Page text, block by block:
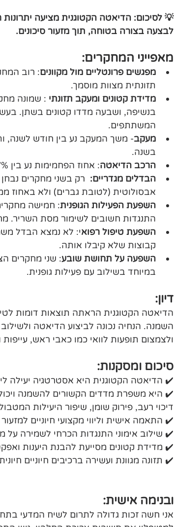
💡 לסיכום: הדיאטה הקטוגנית מציעה
לבצעה בצורה בטוחה, תוך מזעור סיכונים.
מאפייני המחקרים:
מפגשים פרונטליים מול מקוונים: רוב
תזונתית מצוות מוסמך.
מדידת קטונים ומעקב תזונתי : שמונה
בנשיפה, ושבעה מדדו קטונים בשתן.
המשתתפים.
מעקב- משך המעקב נע בין חודש לשנה,
בשנה.
הרכב הדיאטה: אחוז הפחמימות נע בין 7% ל-27%. רוב המחקרים לא כללו הגבלה קלורית.
הבדלים מגדריים: רק בשני מחקרים
אבסולוטית (לטובת גברים) ולא באחוז
השפעת הפעילות הגופנית: חמישה
התנגדות חשובים לשימור מסת השריר.
השפעת טיפול רפואי: לא נמצא הבדל
קבוצות שלא קיבלו אותה.
השפעה על תחושת שובע: שני מחקרים
במיוחד בשילוב עם פעילות גופנית.
דיון:
הדיאטה הקטוגנית הראתה תוצאות דומות
השמנה. הנחיה נכונה לביצוע הדיאטה
ולצמצום תופעות לוואי כמו כאבי ראש, עייפות
סיכום ומסקנות:
✔️ הדיאטה הקטוגנית היא אסטרטגיה יעילה
✔️ היא משפרת מדדים הקשורים להשמנה
דיכוי רעב, פירוק שומן, שיפור היעילות
✔️ התאמה אישית וליווי מקצועי חיוניים
✔️ שילוב אימוני התנגדות הכרחי לשמירה על
✔️ מדידת קטונים מסייעת להבנת היענות
✔️ תזונה מגוונת ועשירה ברכיבים חיוניים
ובנימה אישית:
אני חשה זכות גדולה לתרום לשיח המדעי